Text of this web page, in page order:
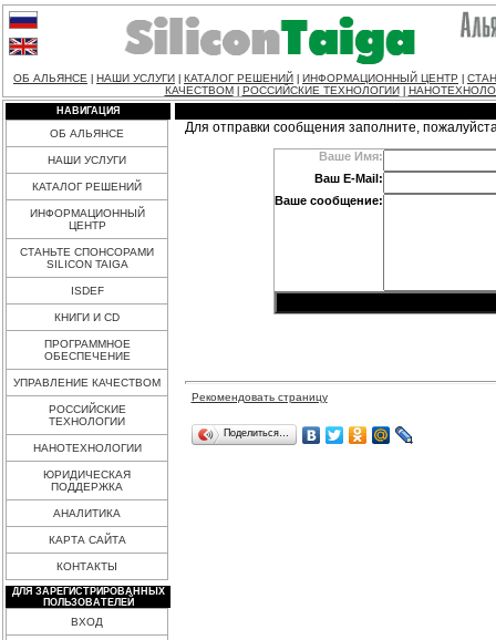
ОБ АЛЬЯНСЕ НАШИ УСЛУГИ КАТАЛОГ РЕШЕНИЙ ИНФОРМАЦИОННЫЙ ЦЕНТР
КАЧЕСТВОМ
РОССИЙСКИЕ ТЕХНОЛОГИИ
НАВИГАЦИЯ
ОБ АЛЬЯНСЕ
НАШИ УСЛУГИ
КАТАЛОГ РЕШЕНИЙ
ИНФОРМАЦИОННЫЙ
ЦЕНТР
СТАНЬТЕ СПОНСОРАМИ
SILICON TAIGA
ISDEF
КНИГИ И CD
ПРОГРАММНОЕ
ОБЕСПЕЧЕНИЕ
УПРАВЛЕНИЕ КАЧЕСТВОМ
РОССИЙСКИЕ
ТЕХНОЛОГИИ
НАНОТЕХНОЛОГИИ
ЮРИДИЧЕСКАЯ
ПОДДЕРЖКА
АНАЛИТИКА
КАРТА САЙТА
КОНТАКТЫ
ДЛЯ ЗАРЕГИСТРИРОВАННЫХ
ПОЛЬЗОВАТЕЛЕЙ
ВХОД
Для отправки сообщения заполните,
Ваше Имя:
Ваш E-Mail:
Ваше сообщение:
Рекомендовать страницу
Поделиться…